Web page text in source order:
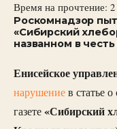
Время на прочтение: 2
Роскомнадзор
«Сибирский
названном в
Енисейское
нарушениев статье
газете«Сибирский